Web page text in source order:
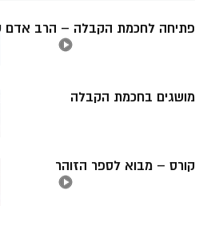
פתיחה לחכמת הקבלה – הרב אדם
מושגים בחכמת הקבלה
קורס – מבוא לספר הזוהר